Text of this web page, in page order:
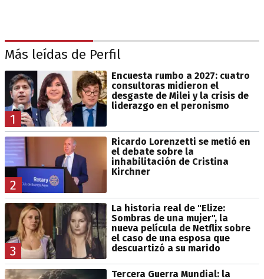
Más leídas de Perfil
1
Encuesta rumbo a 2027: cuatro
consultoras midieron el
desgaste de Milei y la crisis de
liderazgo en el peronismo
2
Ricardo Lorenzetti se metió en
el debate sobre la
inhabilitación de Cristina
Kirchner
3
La historia real de "Elize:
Sombras de una mujer", la
nueva película de Netflix sobre
el caso de una esposa que
descuartizó a su marido
Tercera Guerra Mundial: la